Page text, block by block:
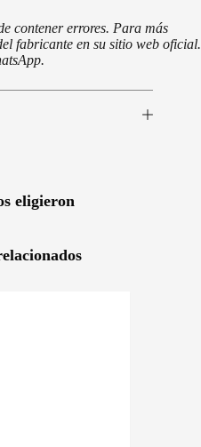
contener errores. Para más
fabricante en su sitio web oficial.
eligieron